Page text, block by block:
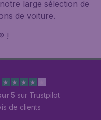
large sélection de
de voiture.
!
5 sur Trustpilot
de clients